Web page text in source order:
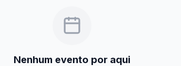
Nenhum evento por aqui